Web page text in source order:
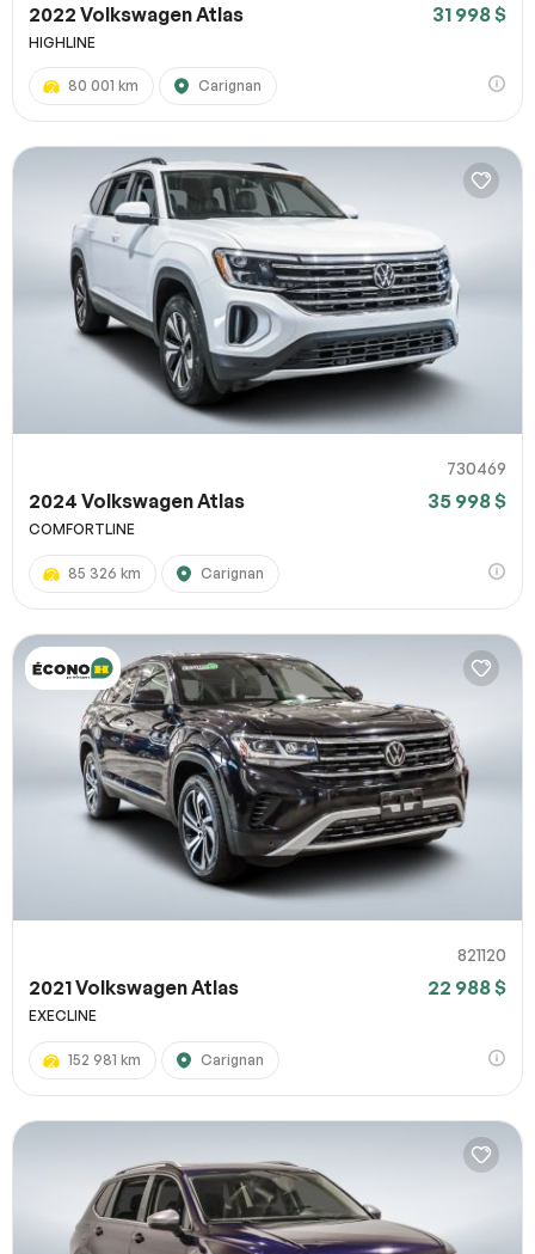
2022 Volkswagen Atlas 31 998 $
HIGHLINE
80 001 km Carignan
730469
2024 Volkswagen Atlas 35 998 $
COMFORTLINE
85 326 km Carignan
821120
2021 Volkswagen Atlas 22 988 $
EXECLINE
152 981 km Carignan